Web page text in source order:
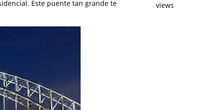
Este puente tan grande te
views